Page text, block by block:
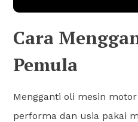
Cara
Pemula
Mengganti oli mesin
performa dan usia pakai